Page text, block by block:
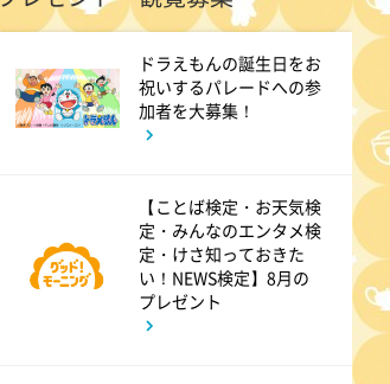
午後 2:53
科捜研の女12 #3
3:50
相棒16 #11
4:48
ドラえもんの誕生日をお
祝いするパレードへの参
加者を大募集！
【ことば検定・お天気検
定・みんなのエンタメ検
定・けさ知っておきた
い！NEWS検定】8月の
プレゼント